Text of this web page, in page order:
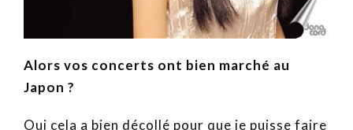
Alors vos concerts ont bien marché au
Japon ?
Oui cela a bien décollé pour que je puisse faire